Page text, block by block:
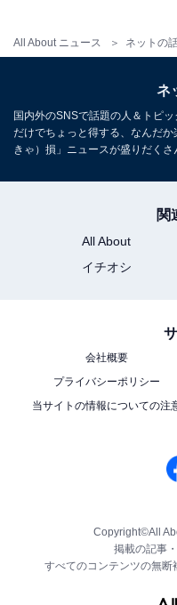
All About ニュース ネットの
ネ
国内外のSNSで話題の人＆トピ
だけでちょっと得する、なんだ
きゃ）損」ニュースが盛りだくさ
関
All About
イチオシ
会社概要
プライバシーポリシー
当サイトの情報についての注
Copyright©All
掲載の記事
すべてのコンテンツの無断